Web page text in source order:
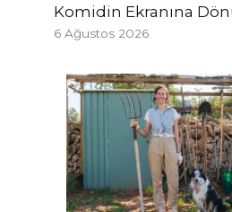
Komidin Ekranına
6 Ağustos 2026